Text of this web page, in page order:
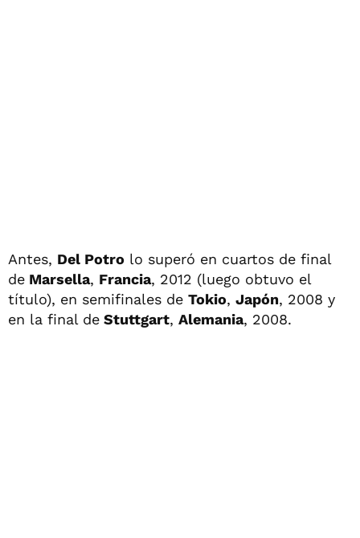
Antes, Del Potro lo superó en cuartos de final
de Marsella, Francia, 2012 (luego obtuvo el
título), en semifinales de Tokio, Japón, 2008 y
en la final de Stuttgart, Alemania, 2008.